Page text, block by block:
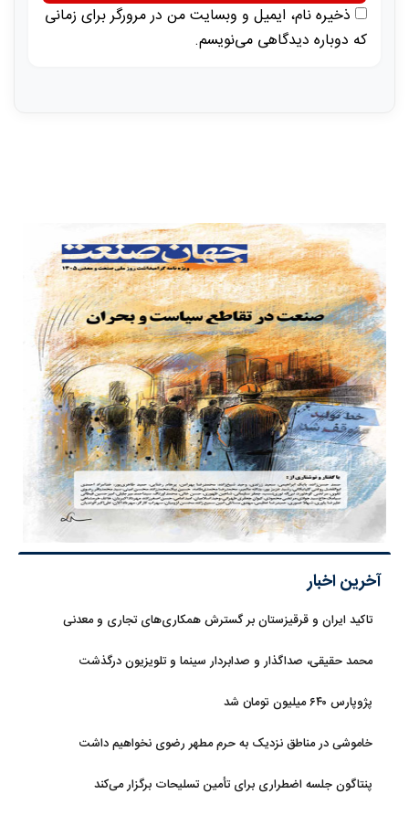
ذخیره نام، ایمیل و وبسایت من در مرورگر برای زمانی
که دوباره دیدگاهی می‌نویسم.
آخرین اخبار
تاکید ایران و قرقیزستان بر گسترش همکاری‌های تجاری و معدنی
محمد حقیقی، صداگذار و صدابردار سینما و تلویزیون درگذشت
پژوپارس ۶۴۰ میلیون تومان شد
خاموشی در مناطق نزدیک به حرم مطهر رضوی نخواهیم داشت
پنتاگون جلسه اضطراری برای تأمین تسلیحات برگزار می‌کند